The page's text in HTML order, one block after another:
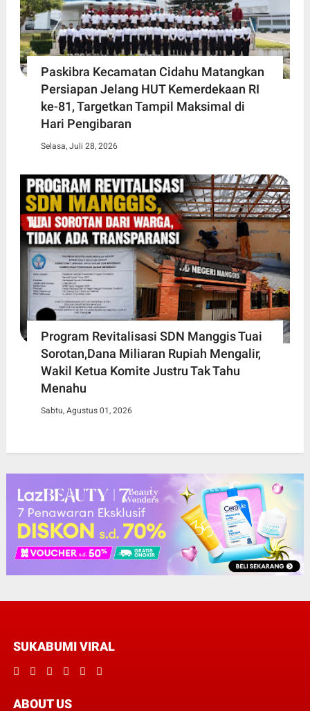
Paskibra Kecamatan Cidahu Matangkan
Persiapan Jelang HUT Kemerdekaan RI
ke-81, Targetkan Tampil Maksimal di
Hari Pengibaran
Selasa, Juli 28, 2026
Program Revitalisasi SDN Manggis Tuai
Sorotan,Dana Miliaran Rupiah Mengalir,
Wakil Ketua Komite Justru Tak Tahu
Menahu
Sabtu, Agustus 01, 2026
SUKABUMI VIRAL
ABOUT US